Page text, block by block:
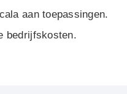
aan toepassingen.
bedrijfskosten.